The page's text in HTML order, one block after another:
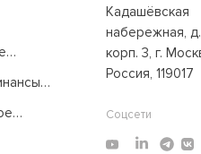
Кадашёвская
набережная, д.
корп. 3, г.
Россия, 119017
Соцсети